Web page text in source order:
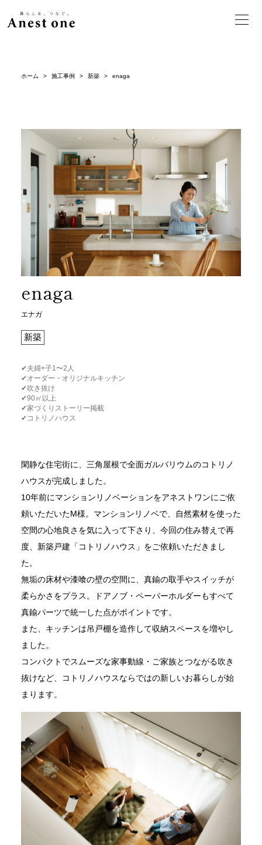
ホーム > 施工事例 > 新築 > enaga
enaga
エナガ
新築
✔︎夫婦+子1〜2人
✔︎オーダー・オリジナルキッチン
✔︎吹き抜け
✔︎90㎡以上
✔︎家づくりストーリー掲載
✔︎コトリノハウス
閑静な住宅街に、三角屋根で全面ガルバリウムのコトリノ
ハウスが完成しました。
10年前にマンションリノベーションをアネストワンにご依
頼いただいたM様。マンションリノベで、自然素材を使った
空間の心地良さを気に入って下さり、今回の住み替えで再
度、新築戸建「コトリノハウス」をご依頼いただきまし
た。
無垢の床材や漆喰の壁の空間に、真鍮の取手やスイッチが
柔らかさをプラス。ドアノブ・ペーパーホルダーもすべて
真鍮パーツで統一した点がポイントです。
また、キッチンは吊戸棚を造作して収納スペースを増やし
ました。
コンパクトでスムーズな家事動線・ご家族とつながる吹き
抜けなど、コトリノハウスならではの新しいお暮らしが始
まります。